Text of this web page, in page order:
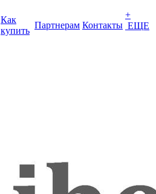
Как
купить
Партнерам Контакты
+
ЕЩЕ